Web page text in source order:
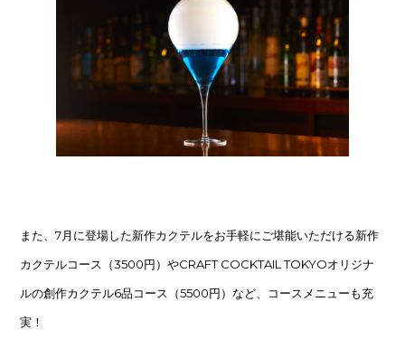
また、7月に登場した新作カクテルをお手軽にご堪能いただける新作
カクテルコース（3500円）やCRAFT COCKTAIL TOKYOオリジナ
ルの創作カクテル6品コース（5500円）など、コースメニューも充
実！